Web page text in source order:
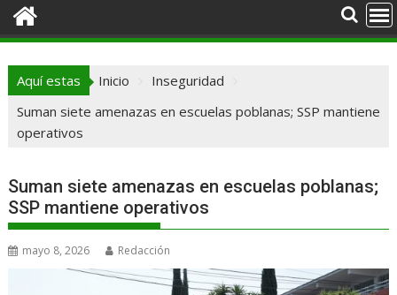
Aquí estas Inicio
Inseguridad
Suman siete amenazas en escuelas poblanas; SSP mantiene
operativos
Suman siete amenazas en escuelas poblanas;
SSP mantiene operativos
mayo 8, 2026 Redacción